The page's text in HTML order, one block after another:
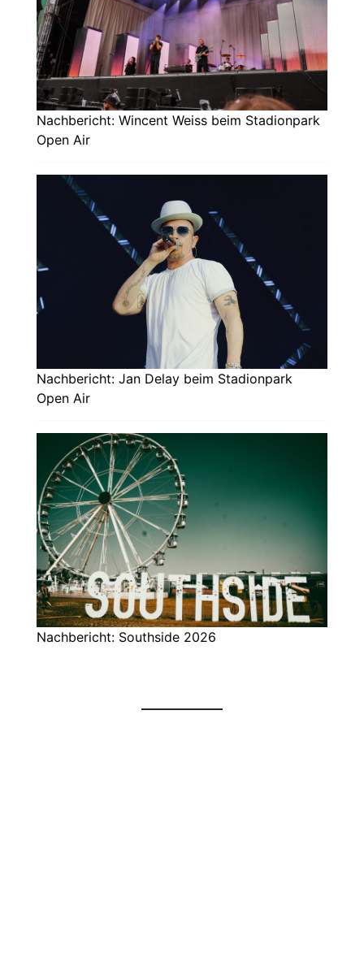
Nachbericht: Wincent Weiss beim Stadionpark
Open Air
Nachbericht: Jan Delay beim Stadionpark
Open Air
Nachbericht: Southside 2026